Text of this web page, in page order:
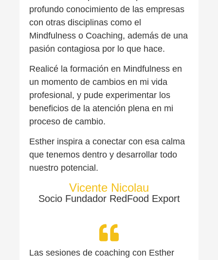
profundo conocimiento de las empresas
con otras disciplinas como el
Mindfulness o Coaching, además de una
pasión contagiosa por lo que hace.
Realicé la formación en Mindfulness en
un momento de cambios en mi vida
profesional, y pude experimentar los
beneficios de la atención plena en mi
proceso de cambio.
Esther inspira a conectar con esa calma
que tenemos dentro y desarrollar todo
nuestro potencial.
Vicente Nicolau
Socio Fundador RedFood Export
Las sesiones de coaching con Esther